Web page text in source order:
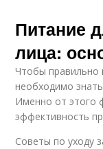
Питание
лица:
Чтобы правильно
необходимо
Именно от этого
эффективность
Советы по уходу